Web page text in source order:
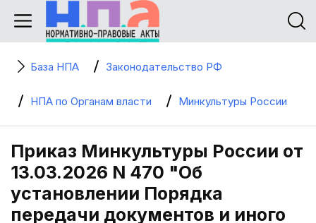
База НПА Законодательство РФ
НПА по Органам власти Минкультуры России
Приказ Минкультуры России от
13.03.2026 N 470 "Об
установлении Порядка
передачи документов и иного